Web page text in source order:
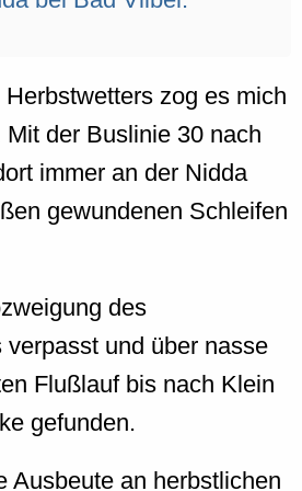
zog es mich
der Buslinie 30 nach
immer an der Nidda
gewundenen Schleifen
des
verpasst und über nasse
Flußlauf bis nach Klein
gefunden.
Ausbeute an herbstlichen